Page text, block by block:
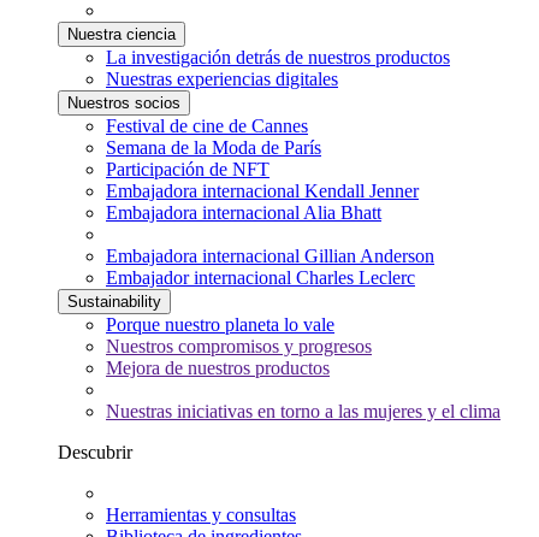
Nuestra ciencia
La investigación detrás de nuestros productos
Nuestras experiencias digitales
Nuestros socios
Festival de cine de Cannes
Semana de la Moda de París
Participación de NFT
Embajadora internacional Kendall Jenner
Embajadora internacional Alia Bhatt
Embajadora internacional Gillian Anderson
Embajador internacional Charles Leclerc
Sustainability
Porque nuestro planeta lo vale
Nuestros compromisos y progresos
Mejora de nuestros productos
Nuestras iniciativas en torno a las mujeres y el clima
Descubrir
Herramientas y consultas